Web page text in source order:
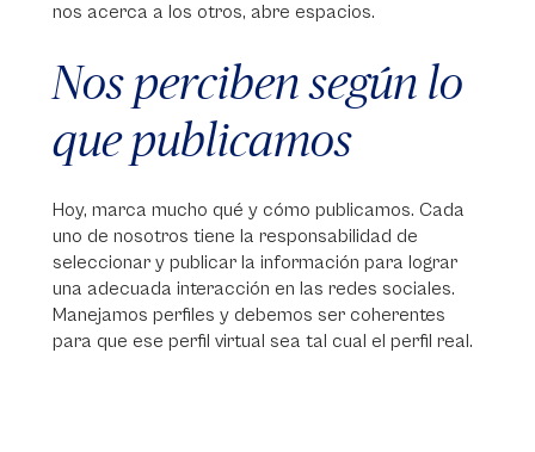
nos acerca a los otros, abre espacios.
Nos perciben según lo
que publicamos
Hoy, marca mucho qué y cómo publicamos. Cada
uno de nosotros tiene la responsabilidad de
seleccionar y publicar la información para lograr
una adecuada interacción en las redes sociales.
Manejamos perfiles y debemos ser coherentes
para que ese perfil virtual sea tal cual el perfil real.